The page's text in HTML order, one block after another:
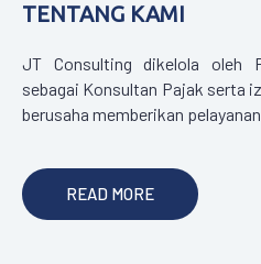
TENTANG KAMI
JT Consulting dikelola oleh
sebagai Konsultan Pajak serta
berusaha memberikan
READ MORE